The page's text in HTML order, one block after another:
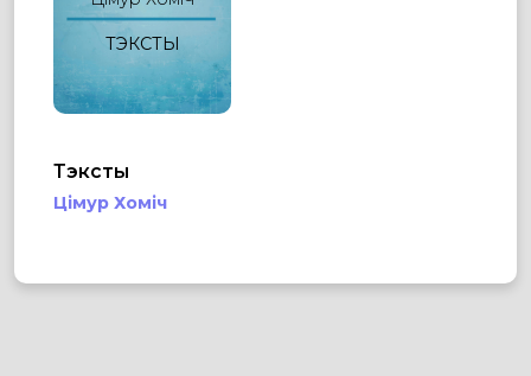
ТЭКСТЫ
Тэксты
Цімур Хоміч